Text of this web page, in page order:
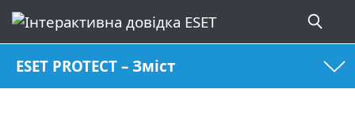
ESET PROTECT – Зміст